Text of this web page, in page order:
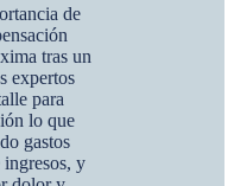
de
tras un
expertos
para
lo que
gastos
ingresos, y